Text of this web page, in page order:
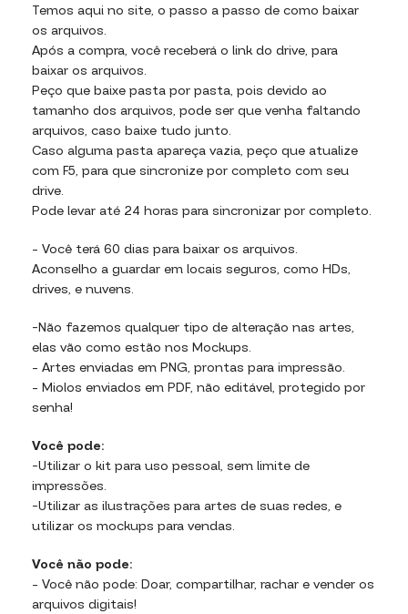
Temos aqui no site, o passo a passo de como baixar
os arquivos.
Após a compra, você receberá o link do drive, para
baixar os arquivos.
Peço que baixe pasta por pasta, pois devido ao
tamanho dos arquivos, pode ser que venha faltando
arquivos, caso baixe tudo junto.
Caso alguma pasta apareça vazia, peço que atualize
com F5, para que sincronize por completo com seu
drive.
Pode levar até 24 horas para sincronizar por completo.
– Você terá 60 dias para baixar os arquivos.
Aconselho a guardar em locais seguros, como HDs,
drives, e nuvens.
-Não fazemos qualquer tipo de alteração nas artes,
elas vão como estão nos Mockups.
– Artes enviadas em PNG, prontas para impressão.
– Miolos enviados em PDF, não editável, protegido por
senha!
Você pode:
-Utilizar o kit para uso pessoal, sem limite de
impressões.
-Utilizar as ilustrações para artes de suas redes, e
utilizar os mockups para vendas.
Você não pode:
– Você não pode: Doar, compartilhar, rachar e vender os
arquivos digitais!